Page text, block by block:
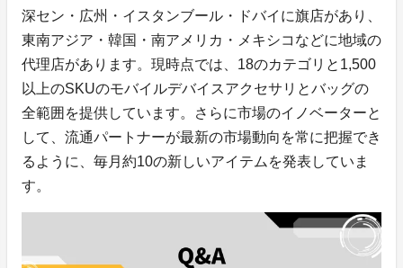
深セン・広州・イスタンブール・ドバイに旗店があり、
東南アジア・韓国・南アメリカ・メキシコなどに地域の
代理店があります。現時点では、18のカテゴリと1,500
以上のSKUのモバイルデバイスアクセサリとバッグの
全範囲を提供しています。さらに市場のイノベーターと
して、流通パートナーが最新の市場動向を常に把握でき
るように、毎月約10の新しいアイテムを発表していま
す。